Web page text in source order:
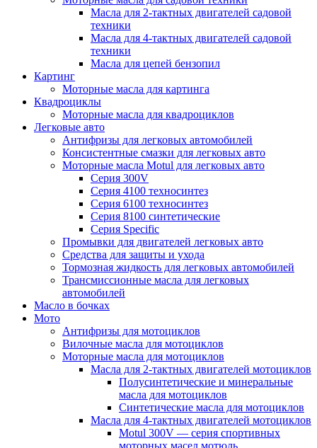
Масла для 2-тактных двигателей садовой
техники
Масла для 4-тактных двигателей садовой
техники
Масла для цепей бензопил
Картинг
Моторные масла для картинга
Квадроциклы
Моторные масла для квадроциклов
Легковые авто
Антифризы для легковых автомобилей
Консистентные смазки для легковых авто
Моторные масла Motul для легковых авто
Серия 300V
Серия 4100 техносинтез
Серия 6100 техносинтез
Серия 8100 синтетические
Серия Specific
Промывки для двигателей легковых авто
Средства для защиты и ухода
Тормозная жидкость для легковых автомобилей
Трансмиссионные масла для легковых
автомобилей
Масло в бочках
Мото
Антифризы для мотоциклов
Вилочные масла для мотоциклов
Моторные масла для мотоциклов
Масла для 2-тактных двигателей мотоциклов
Полусинтетические и минеральные
масла для мотоциклов
Синтетические масла для мотоциклов
Масла для 4-тактных двигателей мотоциклов
Motul 300V — серия спортивных
моторных масел мотюль